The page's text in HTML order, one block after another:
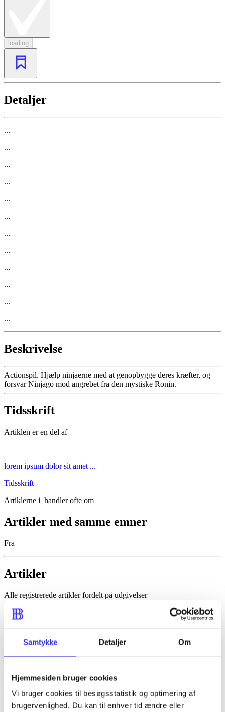
Samtykke Detaljer Om
Hjemmesiden bruger cookies
Vi bruger cookies til besøgsstatistik og optimering af
brugervenlighed. Du kan til enhver tid ændre eller
loading
Detaljer
...
...
...
...
...
...
...
...
...
...
...
...
Beskrivelse
Actionspil. Hjælp ninjaerne med at genopbygge deres kræfter, og
forsvar Ninjago mod angrebet fra den mystiske Ronin.
Tidsskrift
Artiklen er en del af
lorem ipsum dolor sit amet ...
Tidsskrift
Artiklerne i handler ofte om
Artikler med samme emner
Fra
Artikler
Alle registrerede artikler fordelt på udgivelser